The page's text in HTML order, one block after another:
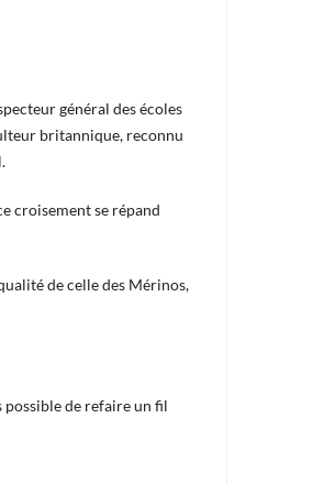
général des écoles
britannique, reconnu
croisement se répand
de celle des Mérinos,
de refaire un fil